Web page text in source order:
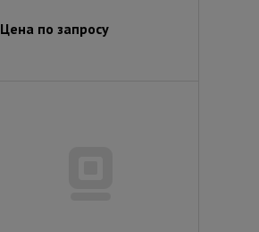
Цена по запросу